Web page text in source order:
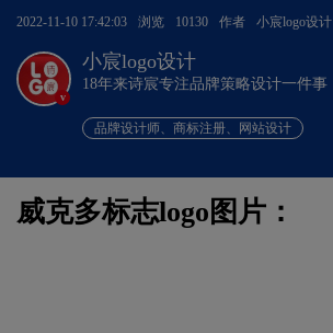
2022-11-10 17:42:03 浏览 10130 作者 小宸logo设计
v
小宸logo设计
18年来诗宸专注品牌策略设计一件事
品牌设计师、商标注册、网站设计
威克多标志logo图片：